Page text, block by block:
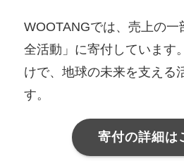
WOOTANGでは、売上の一
全活動」に寄付しています
けで、地球の未来を支える
す。
寄付の詳細は